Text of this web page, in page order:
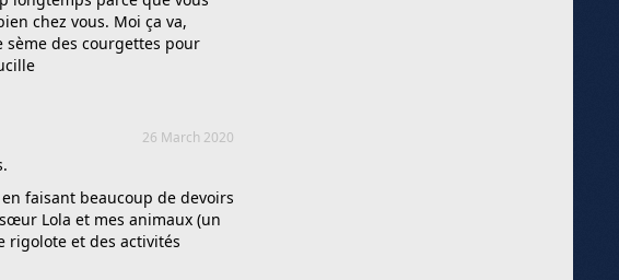
chez vous. Moi ça va,
sème des courgettes pour
26 March 2020
en faisant beaucoup de devoirs
Lola et mes animaux (un
rigolote et des activités